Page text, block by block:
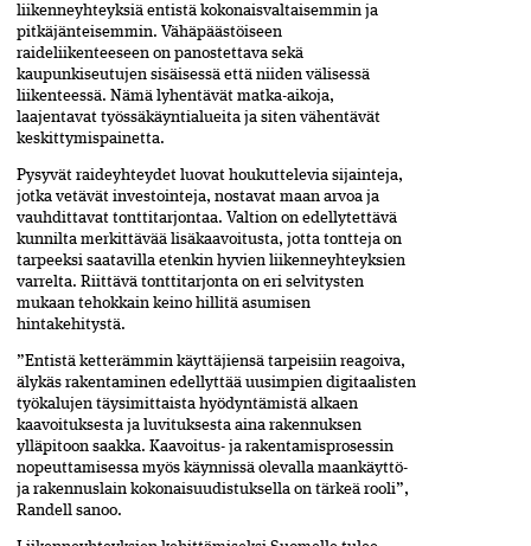
liikenneyhteyksiä entistä kokonaisvaltaisemmin ja
pitkäjänteisemmin. Vähäpäästöiseen
raideliikenteeseen on panostettava sekä
kaupunkiseutujen sisäisessä että niiden välisessä
liikenteessä. Nämä lyhentävät matka-aikoja,
laajentavat työssäkäyntialueita ja siten vähentävät
keskittymispainetta.
Pysyvät raideyhteydet luovat houkuttelevia sijainteja,
jotka vetävät investointeja, nostavat maan arvoa ja
vauhdittavat tonttitarjontaa. Valtion on edellytettävä
kunnilta merkittävää lisäkaavoitusta, jotta tontteja on
tarpeeksi saatavilla etenkin hyvien liikenneyhteyksien
varrelta. Riittävä tonttitarjonta on eri selvitysten
mukaan tehokkain keino hillitä asumisen
hintakehitystä.
”Entistä ketterämmin käyttäjiensä tarpeisiin reagoiva,
älykäs rakentaminen edellyttää uusimpien digitaalisten
työkalujen täysimittaista hyödyntämistä alkaen
kaavoituksesta ja luvituksesta aina rakennuksen
ylläpitoon saakka. Kaavoitus- ja rakentamisprosessin
nopeuttamisessa myös käynnissä olevalla maankäyttö-
ja rakennuslain kokonaisuudistuksella on tärkeä rooli”,
Randell sanoo.